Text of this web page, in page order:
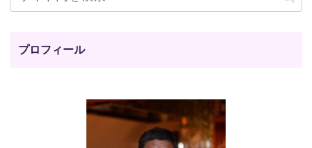
プロフィール